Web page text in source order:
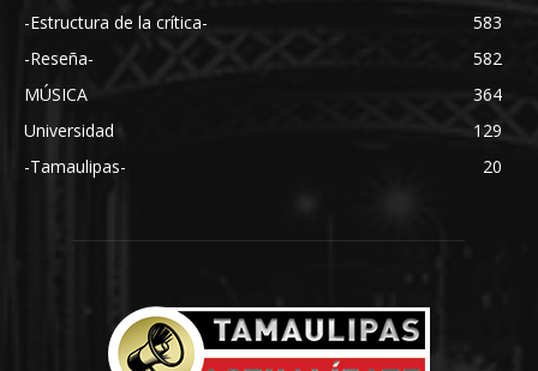
-Estructura de la crítica-
583
-Reseña-
582
MÚSICA
364
Universidad
129
-Tamaulipas-
20